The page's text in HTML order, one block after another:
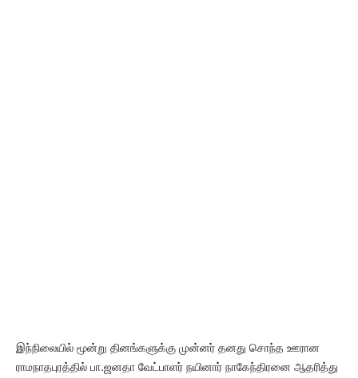
இந்நிலையில் மூன்று தினங்களுக்கு முன்னர் தனது சொந்த ஊரான
ராமநாதபுரத்தில் பா.ஜனதா வேட்பாளர் நயினார் நாகேந்திரனை ஆதரித்து